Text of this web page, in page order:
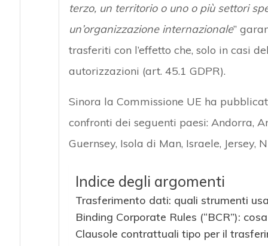
terzo, un territorio o uno o più settori
un’organizzazione internazionale”
trasferiti con l’effetto che, solo in casi
autorizzazioni (art. 45.1 GDPR).
Sinora la Commissione UE ha
confronti dei seguenti paesi: Andorra,
Guernsey, Isola di Man, Israele, Jersey,
Indice degli argomenti
Trasferimento dati: quali strumenti
Binding Corporate Rules (“BCR”):
Clausole contrattuali tipo per il